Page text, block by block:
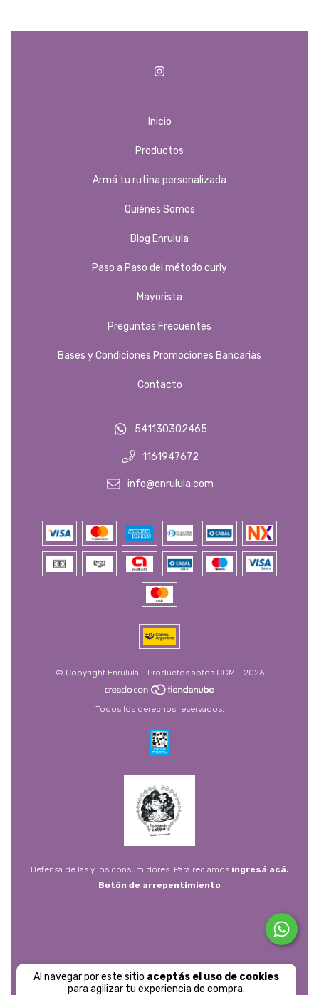
Al navegar por este sitio aceptás el uso de cookies
para agilizar tu experiencia de compra.
Inicio
Productos
Armá tu rutina personalizada
Quiénes Somos
Blog Enrulula
Paso a Paso del método curly
Mayorista
Preguntas Frecuentes
Bases y Condiciones Promociones Bancarias
Contacto
541130302465
1161947672
info@enrulula.com
© Copyright Enrulula - Productos aptos CGM - 2026
Todos los derechos reservados.
Defensa de las y los consumidores. Para reclamos ingresá acá.
Botón de arrepentimiento